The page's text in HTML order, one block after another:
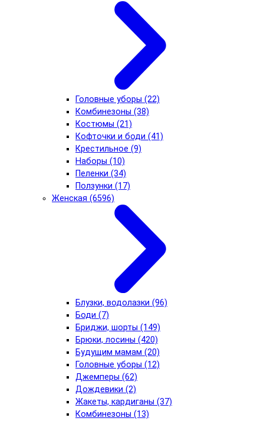
Головные уборы (22)
Комбинезоны (38)
Костюмы (21)
Кофточки и боди (41)
Крестильное (9)
Наборы (10)
Пеленки (34)
Ползунки (17)
Женская (6596)
Блузки, водолазки (96)
Боди (7)
Бриджи, шорты (149)
Брюки, лосины (420)
Будущим мамам (20)
Головные уборы (12)
Джемперы (62)
Дождевики (2)
Жакеты, кардиганы (37)
Комбинезоны (13)